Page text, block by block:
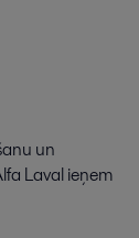
un
Laval ieņem